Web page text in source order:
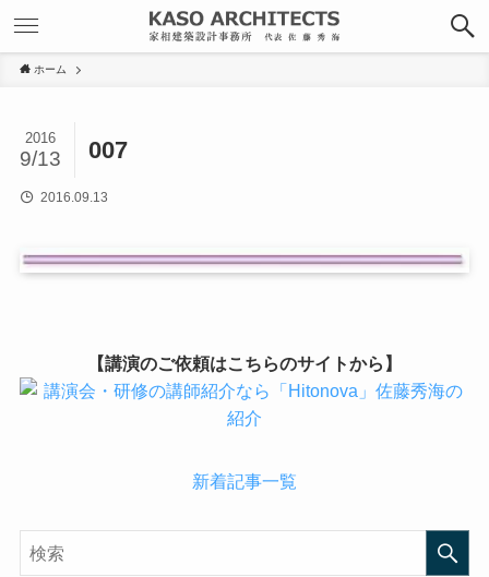
ホーム
007
2016
9/13
2016.09.13
【講演のご依頼はこちらのサイトから】
新着記事一覧